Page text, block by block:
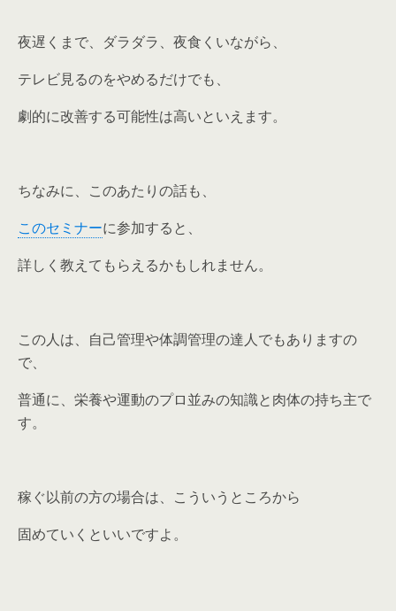
夜遅くまで、ダラダラ、夜食くいながら、
テレビ見るのをやめるだけでも、
劇的に改善する可能性は高いといえます。
ちなみに、このあたりの話も、
このセミナーに参加すると、
詳しく教えてもらえるかもしれません。
この人は、自己管理や体調管理の達人でもありますの
で、
普通に、栄養や運動のプロ並みの知識と肉体の持ち主で
す。
稼ぐ以前の方の場合は、こういうところから
固めていくといいですよ。